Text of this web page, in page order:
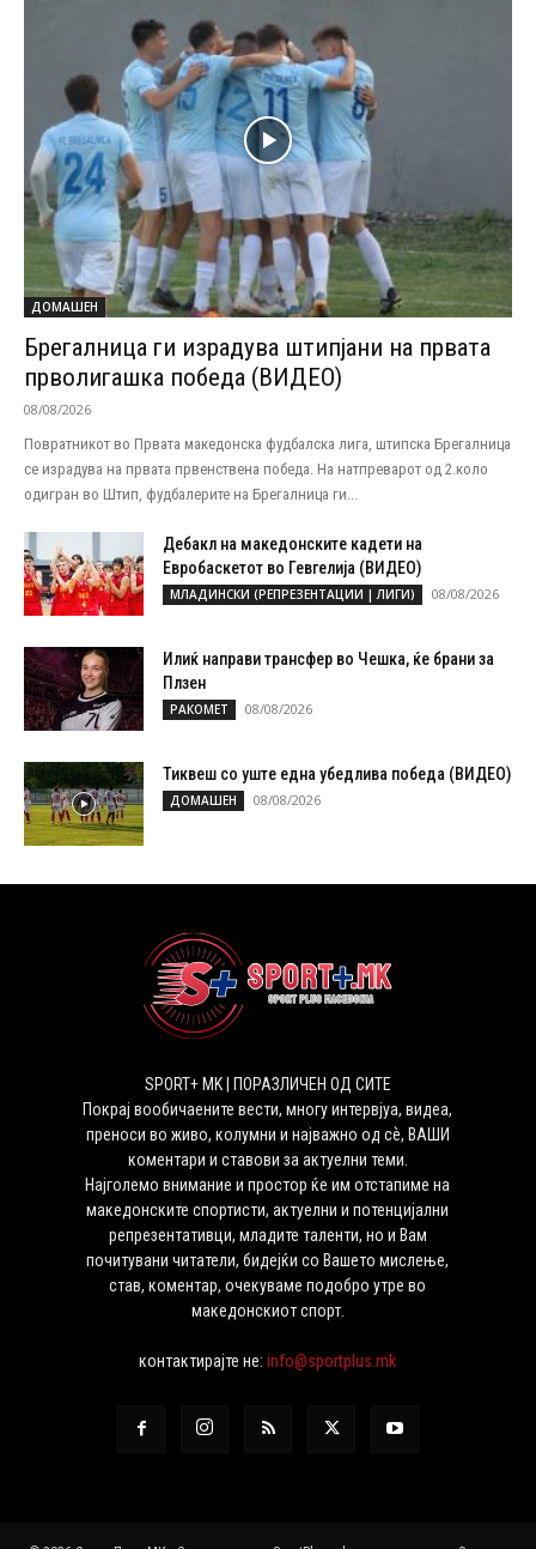
ДОМАШЕН
Брегалница ги израдува штипјани на првата
прволигашка победа (ВИДЕО)
08/08/2026
Повратникот во Првата македонска фудбалска лига, штипска Брегалница
се израдува на првата првенствена победа. На натпреварот од 2.коло
одигран во Штип, фудбалерите на Брегалница ги...
Дебакл на македонските кадети на
Евробаскетот во Гевгелија (ВИДЕО)
МЛАДИНСКИ (РЕПРЕЗЕНТАЦИИ | ЛИГИ) 08/08/2026
Илиќ направи трансфер во Чешка, ќе брани за
Плзен
РАКОМЕТ 08/08/2026
Тиквеш со уште една убедлива победа (ВИДЕО)
ДОМАШЕН 08/08/2026
SPORT+ MK | ПОРАЗЛИЧЕН ОД СИТЕ
Покрај вообичаените вести, многу интервјуа, видеа,
преноси во живо, колумни и најважно од сѐ, ВАШИ
коментари и ставови за актуелни теми.
Најголемо внимание и простор ќе им отстапиме на
македонските спортисти, актуелни и потенцијални
репрезентативци, младите таленти, но и Вам
почитувани читатели, бидејќи со Вашето мислење,
став, коментар, очекуваме подобро утре во
македонскиот спорт.
контактирајте не:info@sportplus.mk